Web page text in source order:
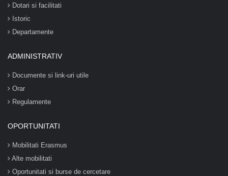
Dotari si facilitati
Istoric
Departamente
ADMINISTRATIV
Documente si link-uri utile
Orar
Regulamente
OPORTUNITATI
Mobilitati Erasmus
Alte mobilitati
Oportunitati si burse de cercetare